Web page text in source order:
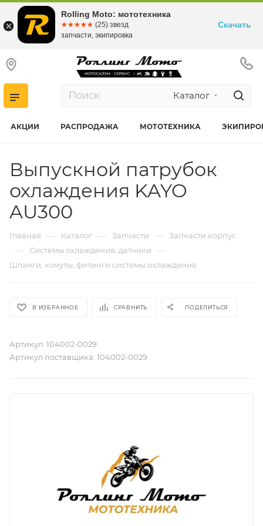
Каталог
АКЦИИ РАСПРОДАЖА МОТОТЕХНИКА
Выпускной патрубок
охлаждения KAYO
AU300
Главная — Каталог — Запчасти — Запчасти корпус
— Системы охлаждения, датчики —
Шланги, хомуты, фитинги системы охлаждения
В ИЗБРАННОЕ СРАВНИТЬ ПОДЕЛИТЬСЯ
Артикул: 104002-0029
Артикул поставщика: 104002-0029
Rolling Moto: мототехника
☆☆☆☆☆
★★★★★ (25) звезд
запчасти, экипировка
Скачать